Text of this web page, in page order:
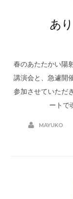
あ
春のあたたかい陽
講演会と、急遽開
参加させていただ
ートで
MAYUKO